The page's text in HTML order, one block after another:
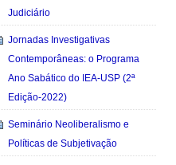
Judiciário
Jornadas Investigativas
Contemporâneas: o Programa
Ano Sabático do IEA-USP (2ª
Edição-2022)
Seminário Neoliberalismo e
Políticas de Subjetivação